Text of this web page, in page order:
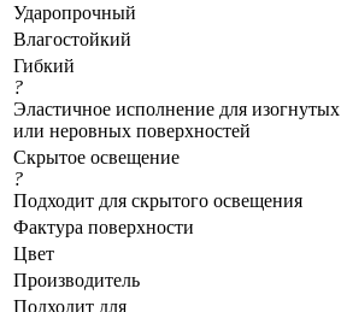
Ударопрочный
Влагостойкий
Гибкий
?
Эластичное исполнение для изогнутых
или неровных поверхностей
Скрытое освещение
?
Подходит для скрытого освещения
Фактура поверхности
Цвет
Производитель
Подходит для